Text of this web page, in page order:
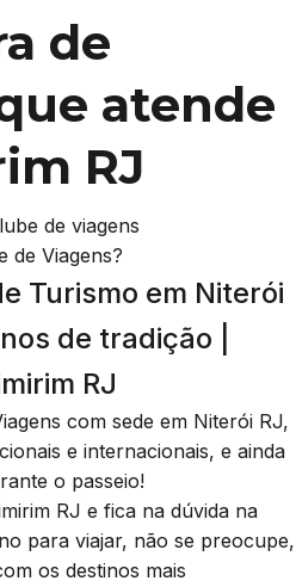
de
atende
RJ
de Viagens?
Turismo em Niterói
de tradição |
RJ
com sede em Niterói RJ,
e internacionais, e ainda
o passeio!
RJ e fica na dúvida na
para viajar, não se preocupe,
os destinos mais